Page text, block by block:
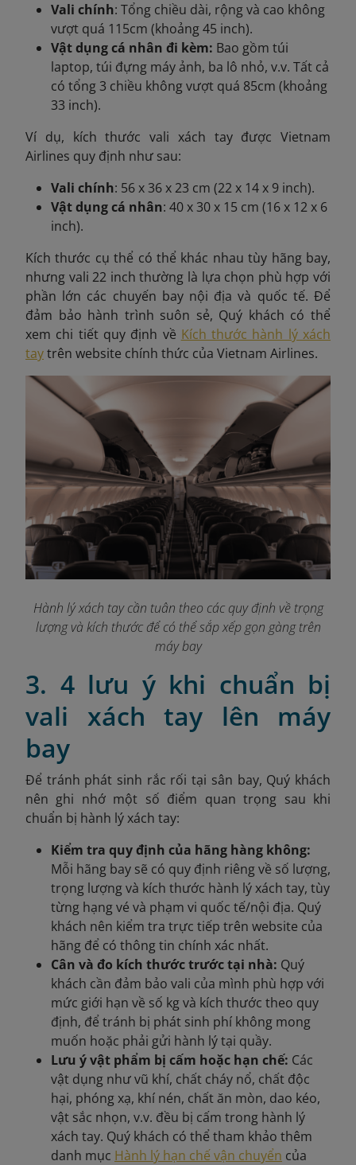
Vali chính: Tổng chiều dài, rộng và cao không
vượt quá 115cm (khoảng 45 inch).
Vật dụng cá nhân đi kèm: Bao gồm túi
laptop, túi đựng máy ảnh, ba lô nhỏ, v.v. Tất cả
có tổng 3 chiều không vượt quá 85cm (khoảng
33 inch).
Ví dụ, kích thước vali xách tay được Vietnam
Airlines quy định như sau:
Vali chính: 56 x 36 x 23 cm (22 x 14 x 9 inch).
Vật dụng cá nhân: 40 x 30 x 15 cm (16 x 12 x 6
inch).
Kích thước cụ thể có thể khác nhau tùy hãng bay,
nhưng vali 22 inch thường là lựa chọn phù hợp với
phần lớn các chuyến bay nội địa và quốc tế. Để
đảm bảo hành trình suôn sẻ, Quý khách có thể
xem chi tiết quy định về Kích thước hành lý xách
taytrên website chính thức của Vietnam Airlines.
Hành lý xách tay cần tuân theo các quy định về trọng
lượng và kích thước để có thể sắp xếp gọn gàng trên
máy bay
3. 4 lưu ý khi chuẩn bị
vali xách tay lên máy
bay
Để tránh phát sinh rắc rối tại sân bay, Quý khách
nên ghi nhớ một số điểm quan trọng sau khi
chuẩn bị hành lý xách tay:
Kiểm tra quy định của hãng hàng không:
Mỗi hãng bay sẽ có quy định riêng về số lượng,
trọng lượng và kích thước hành lý xách tay, tùy
từng hạng vé và phạm vi quốc tế/nội địa. Quý
khách nên kiểm tra trực tiếp trên website của
hãng để có thông tin chính xác nhất.
Cân và đo kích thước trước tại nhà: Quý
khách cần đảm bảo vali của mình phù hợp với
mức giới hạn về số kg và kích thước theo quy
định, để tránh bị phát sinh phí không mong
muốn hoặc phải gửi hành lý tại quầy.
Lưu ý vật phẩm bị cấm hoặc hạn chế: Các
vật dụng như vũ khí, chất cháy nổ, chất độc
hại, phóng xạ, khí nén, chất ăn mòn, dao kéo,
vật sắc nhọn, v.v. đều bị cấm trong hành lý
xách tay. Quý khách có thể tham khảo thêm
danh mục Hành lý hạn chế vận chuyển của